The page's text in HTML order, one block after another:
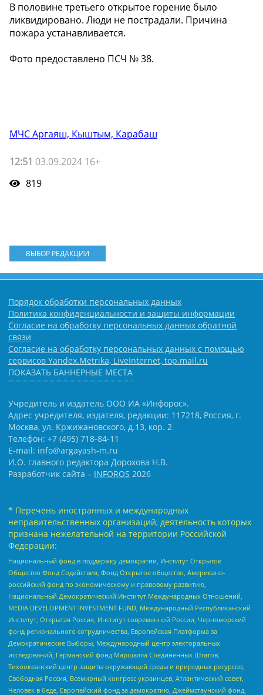
В половине третьего открытое горение было
ликвидировано. Люди не пострадали. Причина
пожара устанавливается.
Фото предоставлено ПСЧ № 38.
МЧС Аргаяш, Кыштым, Карабаш
12:51 03.09.2024 16+
819
ВЫБОР РЕДАКЦИИ
Порядок обработки персональных данных
Политика конфиденциальности и защиты информации
Согласие на обработку персональных данных обратной
связи
Согласие на обработку персональных данных с помощью
сервисов Yandex.Metrika, LiveInternet, top.mail.ru
ПОКАЗАТЬ БАННЕРНЫЕ МЕСТА
Учредитель и издатель ООО ИА «Инфорос».
Адрес учредителя, издателя, редакции: 117218, Россия, г.
Москва, ул. Кржижановского, д.13, кор. 2
Телефон: +7 (495) 718-84-11
E-mail: info@argayash-m.ru
И.О. главного редактора Дорохова Н.В.
Разработчик сайта – INFOROS 2026
* Перечень иностранных и международных
неправительственных организаций, деятельность которых
признана нежелательной на территории Российской
Федерации:
Национальный фонд в поддержку демократии, Институт Открытое
Общество Фонд Содействия, Фонд Открытое общество, Американо-
российский фонд по экономическому и правовому развитию,
Национальный Демократический Институт Международных Отношений,
MEDIA DEVELOPMENT INVESTMENT FUND, Международный Республиканский
Институт, Открытая Россия, Институт современной России, Черноморский
фонд регионального сотрудничества, Европейская Платформа за
Демократические Выборы, Международный центр электоральных
исследований, Германский фонд Маршалла Соединенных Штатов,
Тихоокеанский центр защиты окружающей среды и природных ресурсов,
Свободная Россия, Всемирный конгресс украинцев, Атлантический совет,
Человек в беде, Европейский фонд за демократию, Джеймстаунский фонд,